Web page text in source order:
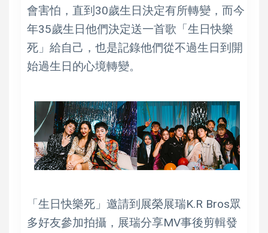
會害怕，直到30歲生日決定有所轉變，而今
年35歲生日他們決定送一首歌「生日快樂
死」給自己，也是記錄他們從不過生日到開
始過生日的心境轉變。
「生日快樂死」邀請到展榮展瑞K.R Bros眾
多好友參加拍攝，展瑞分享MV事後剪輯發